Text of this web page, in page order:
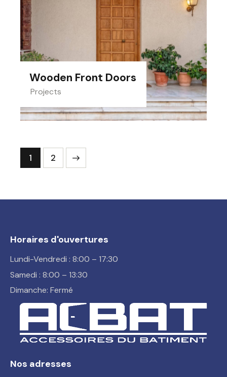
Wooden Front Doors
Projects
1 2
Horaires d'ouvertures
Lundi-Vendredi : 8:00 – 17:30
Samedi : 8:00 – 13:30
Dimanche: Fermé
Nos adresses